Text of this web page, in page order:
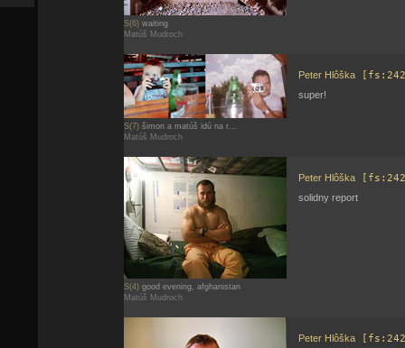
S(6) waiting
Matúš Mudroch
S(7) šimon a matúš idú na r...
Matúš Mudroch
Peter Hlôška
super!
S(4) good evening, afghanistan
Matúš Mudroch
Peter Hlôška
solidny report
Peter Hlôška